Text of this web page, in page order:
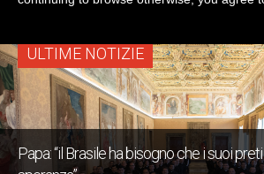
ULTIME NOTIZIE
Papa: “il Brasile ha bisogno che i suoi